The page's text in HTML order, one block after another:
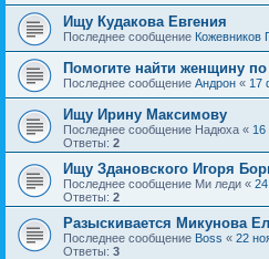
Ищу Кудакова Евгения
Последнее сообщение Кожевников
Помогите найти женщину
Последнее сообщение Андрон « 17
Ищу Ирину Максимову
Последнее сообщение Надюха « 16
Ответы: 2
Ищу Здановского Игоря
Последнее сообщение Ми леди «
Ответы: 2
Разыскивается Микунова
Последнее сообщение Boss « 22
Ответы: 3